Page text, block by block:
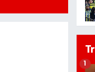
1